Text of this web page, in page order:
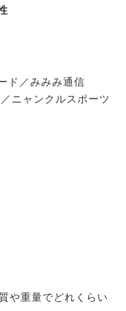
ド／みみみ通信
ニャンクルスポーツ
や重量でどれくらい